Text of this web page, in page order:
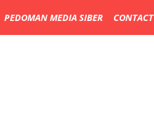
PEDOMAN MEDIA SIBER CONTACT